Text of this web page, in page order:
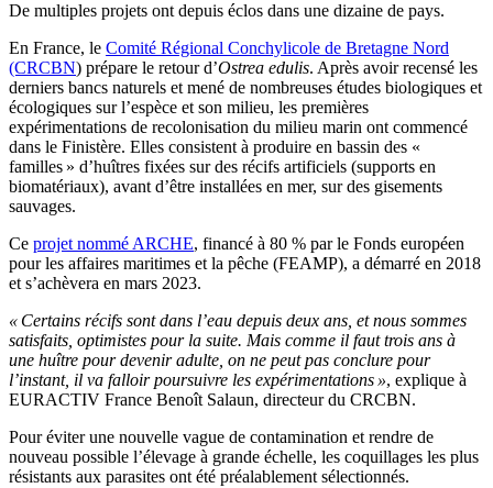
De multiples projets ont depuis éclos dans une dizaine de pays.
En France, le Comité Régional Conchylicole de Bretagne Nord
(CRCBN) prépare le retour d’Ostrea edulis. Après avoir recensé les
derniers bancs naturels et mené de nombreuses études biologiques et
écologiques sur l’espèce et son milieu, les premières
expérimentations de recolonisation du milieu marin ont commencé
dans le Finistère. Elles consistent à produire en bassin des «
familles » d’huîtres fixées sur des récifs artificiels (supports en
biomatériaux), avant d’être installées en mer, sur des gisements
sauvages.
Ce projet nommé ARCHE, financé à 80 % par le Fonds européen
pour les affaires maritimes et la pêche (FEAMP), a démarré en 2018
et s’achèvera en mars 2023.
« Certains récifs sont dans l’eau depuis deux ans, et nous sommes
satisfaits, optimistes pour la suite. Mais comme il faut trois ans à
une huître pour devenir adulte, on ne peut pas conclure pour
l’instant, il va falloir poursuivre les expérimentations », explique à
EURACTIV France Benoît Salaun, directeur du CRCBN.
Pour éviter une nouvelle vague de contamination et rendre de
nouveau possible l’élevage à grande échelle, les coquillages les plus
résistants aux parasites ont été préalablement sélectionnés.